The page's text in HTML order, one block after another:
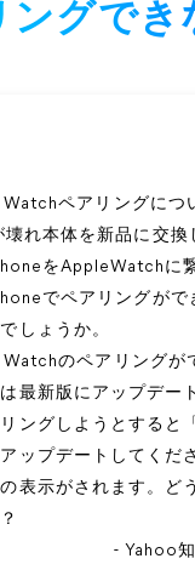
ングでき
ペアリングにつ
れ本体を新品に交換
をAppleWatchに
でペアリングがで
しょうか。
のペアリングが
最新版にアップデー
ングしようとすると
ップデートしてくだ
表示がされます。ど
- Yahoo